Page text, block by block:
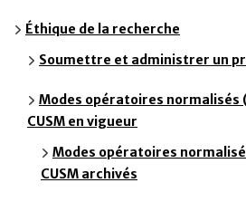
Éthique de la recherche
Soumettre et administrer un
Modes opératoires normalisés
CUSM en vigueur
Modes opératoires
CUSM archivés